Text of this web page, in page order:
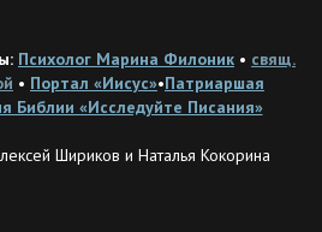
Психолог Марина Филоник • свящ.
• Портал «Иисус»•Патриаршая
Библии «Исследуйте Писания»
Шириков и Наталья Кокорина